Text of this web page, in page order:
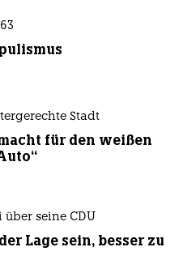
Stadt
für den weißen
seine CDU
Lage sein, besser zu